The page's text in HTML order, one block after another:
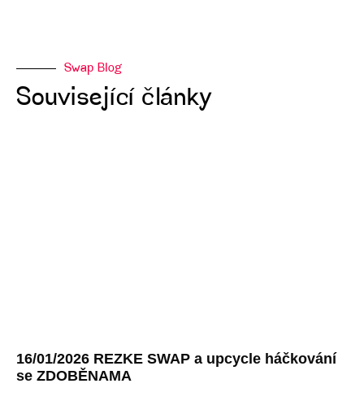
Swap Blog
Související články
16/01/2026 REZKE SWAP a upcycle háčkování
se ZDOBĚNAMA